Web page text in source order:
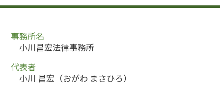
事務所名
小川昌宏法律事務所
代表者
小川 昌宏（おがわ まさひろ）